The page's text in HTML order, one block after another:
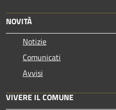
NOVITÀ
Notizie
Comunicati
Avvisi
VIVERE IL COMUNE